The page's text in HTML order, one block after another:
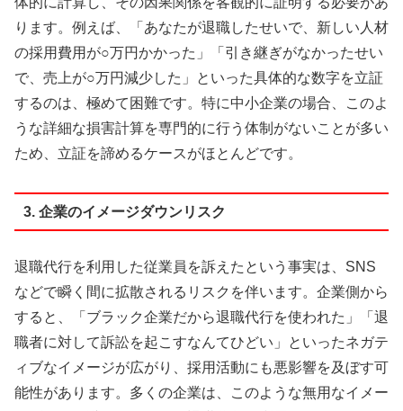
ります。例えば、「あなたが退職したせいで、新しい人材
の採用費用が○万円かかった」「引き継ぎがなかったせい
で、売上が○万円減少した」といった具体的な数字を立証
するのは、極めて困難です。特に中小企業の場合、このよ
うな詳細な損害計算を専門的に行う体制がないことが多い
ため、立証を諦めるケースがほとんどです。
3. 企業のイメージダウンリスク
退職代行を利用した従業員を訴えたという事実は、SNS
などで瞬く間に拡散されるリスクを伴います。企業側から
すると、「ブラック企業だから退職代行を使われた」「退
職者に対して訴訟を起こすなんてひどい」といったネガテ
ィブなイメージが広がり、採用活動にも悪影響を及ぼす可
能性があります。多くの企業は、このような無用なイメー